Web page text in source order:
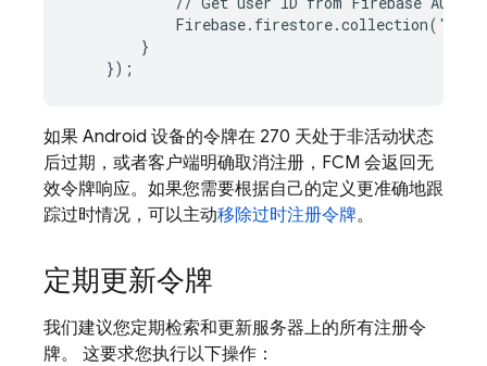
Firebase. firestore.collection(
}
});
如果 Android 设备的令牌在 270 天处于非活动状态
后过期，或者客户端明确取消注册， FCM 会返回无
效令牌响应。如果您需要根据自己的定义更准确地跟
踪过时情况，可以主动移除过时注册令牌。
定期更新令牌
我们建议您定期检索和更新服务器上的所有注册令
牌。 这要求您执行以下操作：